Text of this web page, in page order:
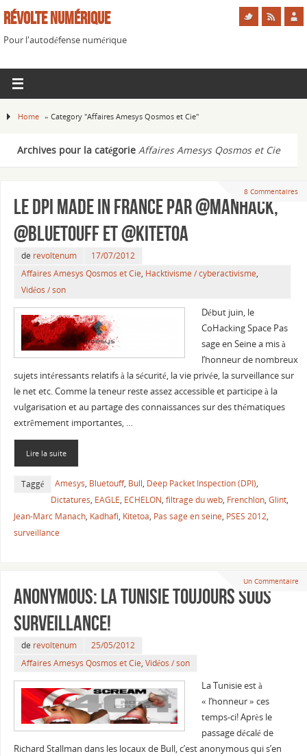
Révolte Numérique
Pour l'autodéfense numérique
Home »Category "Affaires Amesys Qosmos et Cie"
Archives pour la catégorie Affaires Amesys Qosmos et Cie
8 Commentaires
Le DPI made in France par @Manhack,
@Bluetouff et @Kitetoa
de revoltenum
17/07/2012
Affaires Amesys Qosmos et Cie, Hacktivisme / cyberactivisme,
Vidéos / son
Début juin, le
CoHacking Space Pas
sage en Seine a mis à
l’honneur de nombreux
sujets intéressants relatifs à la sécurité, la vie privée, la surveillance sur
le net etc. Comme la teneur reste assez accessible et participe à la
vulgarisation et au partage des connaissances sur des thématiques
extrêmement importantes, …
Lire la suite
Taggé Amesys, Bluetouff, Bull, Deep Packet Inspection (DPI),
Dictatures, EAGLE, ECHELON, filtrage du web, Frenchlon, Glint,
Jean-Marc Manach, Kadhafi, Kitetoa, Pas sage en seine, PSES 2012,
surveillance
Un Commentaire
Anonymous: la Tunisie toujours sous
surveillance!
de revoltenum
25/05/2012
Affaires Amesys Qosmos et Cie, Vidéos / son
La Tunisie est à
« l’honneur » ces
temps-ci! Après le
passage décalé de
Richard Stallman dans les locaux de Bull, c’est anonymous qui s’en